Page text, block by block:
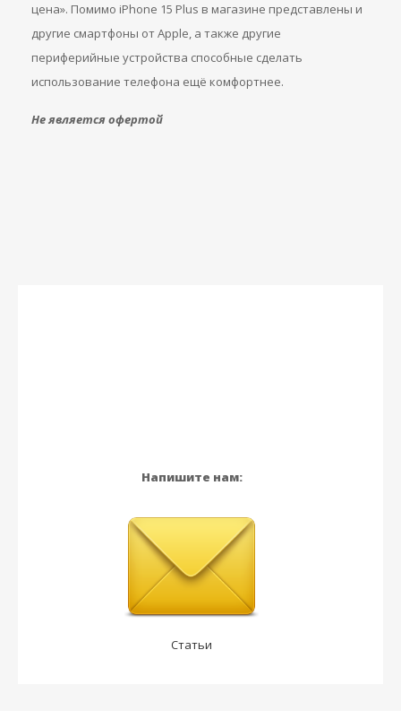
цена». Помимо iPhone 15 Plus в магазине представлены и
другие смартфоны от Apple, а также другие
периферийные устройства способные сделать
использование телефона ещё комфортнее.
Не является офертой
Напишите нам:
Статьи